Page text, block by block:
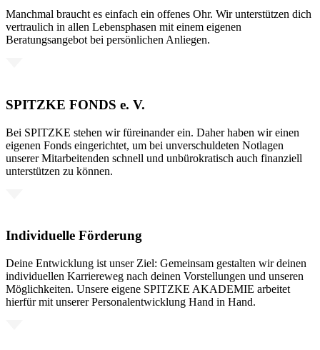
Manchmal braucht es einfach ein offenes Ohr. Wir unterstützen dich
vertraulich in allen Lebensphasen mit einem eigenen
Beratungsangebot bei persönlichen Anliegen.
SPITZKE FONDS e. V.
Bei SPITZKE stehen wir füreinander ein. Daher haben wir einen
eigenen Fonds eingerichtet, um bei unverschuldeten Notlagen
unserer Mitarbeitenden schnell und unbürokratisch auch finanziell
unterstützen zu können.
Individuelle Förderung
Deine Entwicklung ist unser Ziel: Gemeinsam gestalten wir deinen
individuellen Karriereweg nach deinen Vorstellungen und unseren
Möglichkeiten. Unsere eigene SPITZKE AKADEMIE arbeitet
hierfür mit unserer Personalentwicklung Hand in Hand.